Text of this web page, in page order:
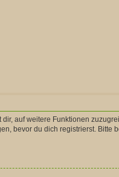
auf weitere Funktionen
bevor du dich registrierst. Bitte